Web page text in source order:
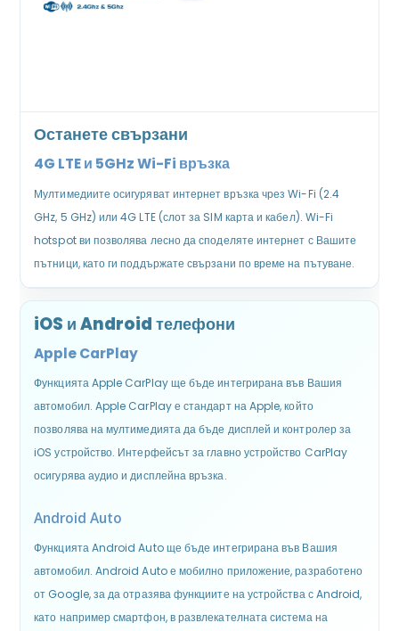
Останете свързани
4G LTE и 5GHz Wi-Fi връзка
Мултимедиите осигуряват интернет връзка чрез Wi-Fi (2.4
GHz, 5 GHz) или 4G LTE (слот за SIM карта и кабел). Wi-Fi
hotspot ви позволява лесно да споделяте интернет с Вашите
пътници, като ги поддържате свързани по време на пътуване.
iOS и Android телефони
Apple CarPlay
Функцията Apple CarPlay ще бъде интегрирана във Вашия
автомобил. Apple CarPlay е стандарт на Apple, който
позволява на мултимедията да бъде дисплей и контролер за
iOS устройство. Интерфейсът за главно устройство CarPlay
осигурява аудио и дисплейна връзка.
Android Auto
Функцията Android Auto ще бъде интегрирана във Вашия
автомобил. Android Auto е мобилно приложение, разработено
от Google, за да отразява функциите на устройства с Android,
като например смартфон, в развлекателната система на